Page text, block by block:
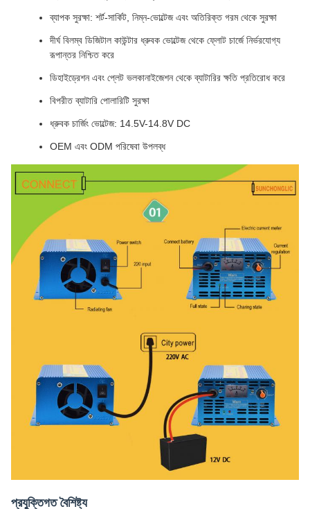
ব্যাপক সুরক্ষা: শর্ট-সার্কিট, নিম্ন-ভোল্টেজ এবং অতিরিক্ত গরম থেকে সুরক্ষা
দীর্ঘ বিলম্ব ডিজিটাল কাউন্টার ধ্রুবক ভোল্টেজ থেকে ফ্লোট চার্জে নির্ভরযোগ্য
রূপান্তর নিশ্চিত করে
ডিহাইড্রেশন এবং প্লেট ভলকানাইজেশন থেকে ব্যাটারির ক্ষতি প্রতিরোধ করে
বিপরীত ব্যাটারি পোলারিটি সুরক্ষা
ধ্রুবক চার্জিং ভোল্টেজ: 14.5V-14.8V DC
OEM এবং ODM পরিষেবা উপলব্ধ
প্রযুক্তিগত বৈশিষ্ট্য